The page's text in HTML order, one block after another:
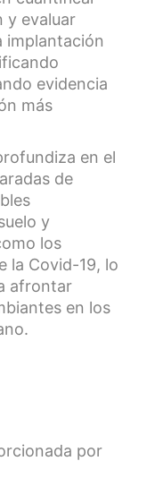
y evaluar
implantación
evidencia
más
en el
de
y
los
la Covid-19, lo
afrontar
en los
por